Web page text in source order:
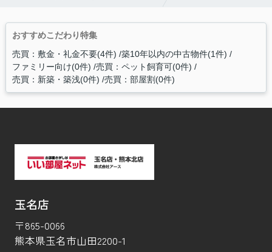
おすすめこだわり特集
売買：敷金・礼金不要(4件) 築10年以内の中古物件(1件)
ファミリー向け(0件) 売買：ペット飼育可(0件)
売買：新築・築浅(0件) 売買：部屋割(0件)
玉名店
〒865-0066
熊本県玉名市山田2200-1